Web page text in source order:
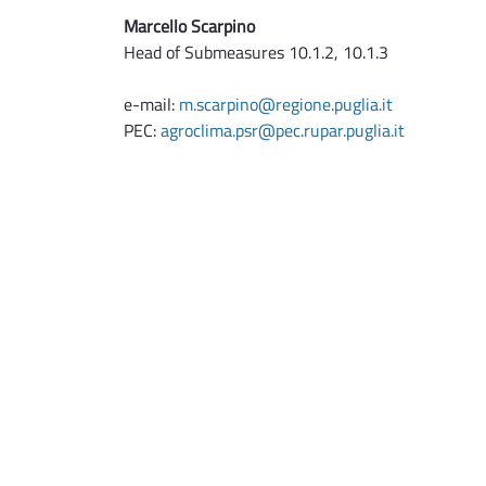
Marcello Scarpino
Head of Submeasures 10.1.2, 10.1.3
e-mail: m.scarpino@regione.puglia.it
PEC:agroclima.psr@pec.rupar.puglia.it